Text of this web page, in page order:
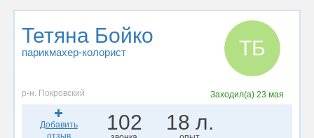
Тетяна Бойко
парикмахер-колорист ТБ
р-н. Покровский Заходил(а)23 мая
Добавить
отзыв
102 18 л.